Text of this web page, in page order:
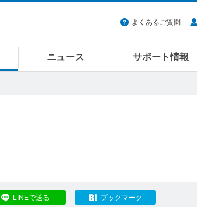
よくあるご質問
ニュース サポート情報
LINEで送る ブックマーク